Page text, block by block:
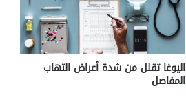
اليوغا تقلل من شدة أعراض التهاب
المفاصل